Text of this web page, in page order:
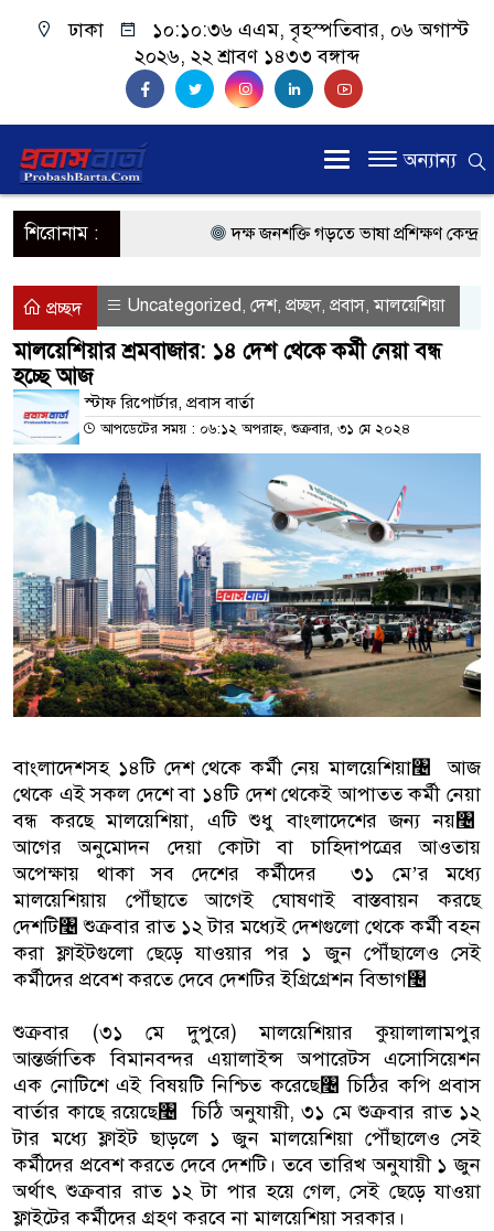
ঢাকা ১০:১০:৩৬ এএম, বৃহস্পতিবার, ০৬ অগাস্ট
২০২৬, ২২ শ্রাবণ ১৪৩৩ বঙ্গাব্দ
অন্যান্য
শিরোনাম : দক্ষ জনশক্তি গড়তে ভাষা প্রশিক্ষণ কেন্দ্র
প্রধানমন্ত্রী
প্রবাসী কল্যাণমন্ত্রী সিলেটের আরিফুল হক
মালয়েশিয়ায় কর্মী পাঠাতে রিক্রুটিং
মালয়েশিয়া বিমানবন্দরে ভুয়া ভিসায়
বাংলাদেশিরা
মালয়েশিয়ায় নথি জালিয়াতির অভিযোগে ৫
কুয়ালালামপুরে বিশেষ অভিযানে
আটক
ফেব্রুয়ারিতে নির্বাচন হবে বলে মনে হচ্ছে
আগামী নির্বাচনে প্রবাসীদের ভোটাধিকার
মালয়েশিয়ায় ড. মুহাম্মদ ইউনূসকে লাল
প্রচ্ছদ Uncategorized, দেশ, প্রচ্ছদ, প্রবাস,মালয়েশিয়া
মালয়েশিয়ার শ্রমবাজার: ১৪ দেশ থেকে কর্মী নেয়া বন্ধ
হচ্ছে আজ
স্টাফ রিপো‍র্টার, প্রবাস বা‍র্তা
আপডেটের সময় : ০৬:১২ অপরাহ্ন, শুক্রবার, ৩১ মে ২০২৪
বাংলাদেশসহ ১৪টি দেশ থেকে ক‍‍র্মী নেয় মালয়েশিয়া৤ আজ
থেকে এই সকল দেশে বা ১৪টি দেশ থেকেই আপাতত ক‍‍র্মী নেয়া
বন্ধ করছে মালয়েশিয়া, এটি শুধু বাংলাদেশের জন্য নয়৤
আগের অনুমোদন দেয়া কোটা বা চাহিদাপত্রের আওতায়
অপেক্ষায় থাকা সব দেশের ক‍‍র্মীদের ৩১ মে’র মধ্যে
মালয়েশিয়ায় পৌঁছাতে আগেই ঘোষণাই বাস্তবায়ন করছে
দেশটি৤ শুক্রবার রাত ১২ টার মধ্যেই দেশগুলো থেকে ক‍‍র্মী বহন
করা ফ্লাইটগুলো ছেড়ে যাওয়ার পর ১ জুন পৌঁছালেও সেই
ক‍‍র্মীদের প্রবেশ করতে দেবে দেশটির ইগ্রিগ্রেশন বিভাগ৤
শুক্রবার (৩১ মে দুপুরে) মালয়েশিয়ার কুয়ালালামপুর
আন্ত‍‍র্জাতিক বিমানবন্দর এয়ালাইন্স অপারেটস এসোসিয়েশন
এক নোটিশে এই বিষয়টি নিশ্চিত করেছে৤ চিঠির কপি প্রবাস
বা‍‍র্তার কাছে রয়েছে৤ চিঠি অনুযায়ী, ৩১ মে শুক্রবার রাত ১২
টার মধ্যে ফ্লাইট ছাড়লে ১ জুন মালয়েশিয়া পৌঁছালেও সেই
কর্মীদের প্রবেশ করতে দেবে দেশটি। তবে তারিখ অনুযায়ী ১ জুন
অর্থাৎ শুক্রবার রাত ১২ টা পার হয়ে গেল, সেই ছেড়ে যাওয়া
ফ্লাইটের কর্মীদের গ্রহণ করবে না মালয়েশিয়া সরকার।